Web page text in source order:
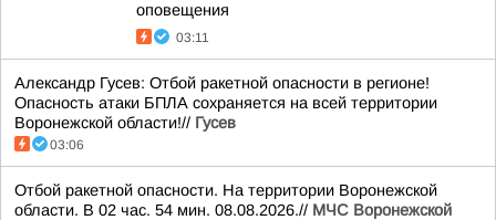
оповещения
03:11
Александр Гусев: Отбой ракетной опасности в регионе!
Опасность атаки БПЛА сохраняется на всей территории
Воронежской области!// Гусев
03:06
Отбой ракетной опасности. На территории Воронежской
области. В 02 час. 54 мин. 08.08.2026.// МЧС Воронежской